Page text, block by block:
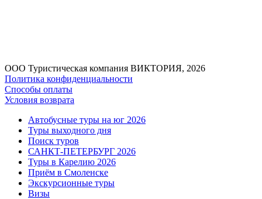
ООО Туристическая компания ВИКТОРИЯ, 2026
Политика конфиденциальности
Способы оплаты
Условия возврата
Автобусные туры на юг 2026
Туры выходного дня
Поиск туров
САНКТ-ПЕТЕРБУРГ 2026
Туры в Карелию 2026
Приём в Смоленске
Экскурсионные туры
Визы